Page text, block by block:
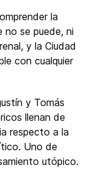
la
no se puede, ni
y la Ciudad
con cualquier
y Tomás
llenan de
respecto a la
Uno de
utópico.